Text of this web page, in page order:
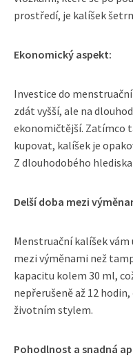
prostředí, je kalíšek
Ekonomický aspekt:
Investice do
zdát vyšší, ale na
ekonomičtější. Zatímco
kupovat, kalíšek je
Z dlouhodobého
Delší doba mezi
Menstruační kalíšek
mezi výměnami než
kapacitu kolem 30 ml,
nepřerušeně až 12
životním stylem.
Pohodlnost a snadná